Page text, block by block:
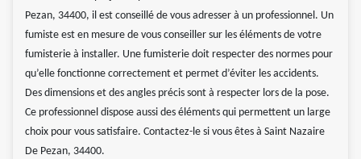
Pezan, 34400, il est conseillé de vous adresser à un professionnel. Un
fumiste est en mesure de vous conseiller sur les éléments de votre
fumisterie à installer. Une fumisterie doit respecter des normes pour
qu’elle fonctionne correctement et permet d’éviter les accidents.
Des dimensions et des angles précis sont à respecter lors de la pose.
Ce professionnel dispose aussi des éléments qui permettent un large
choix pour vous satisfaire. Contactez-le si vous êtes à Saint Nazaire
De Pezan, 34400.